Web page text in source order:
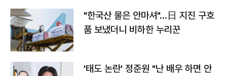
"한국산 물은 안마셔"…日 지진 구호
품 보냈더니 비하한 누리꾼
'태도 논란' 정준원 "난 배우 하면 안